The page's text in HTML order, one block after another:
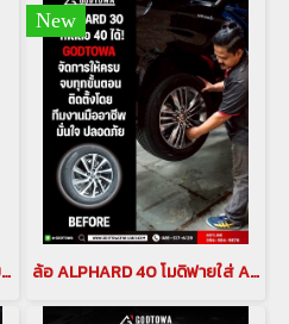
สปอยเลอร์หลังทรง 40 สำหรับ ALPHARD / VELLFIRE 30
New
ล้อ ALPHARD 40 โมดิฟายใส่ ALPHARD 30